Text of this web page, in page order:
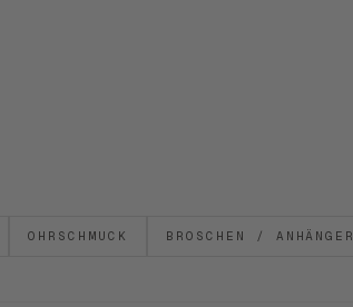
OHRSCHMUCK BROSCHEN / ANHÄNGER